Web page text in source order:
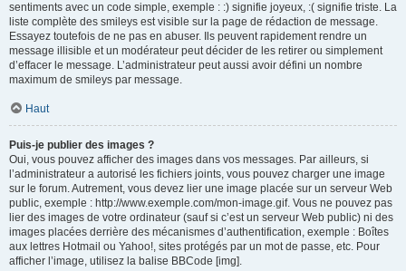
sentiments avec un code simple, exemple : :) signifie joyeux, :( signifie triste. La
liste complète des smileys est visible sur la page de rédaction de message.
Essayez toutefois de ne pas en abuser. Ils peuvent rapidement rendre un
message illisible et un modérateur peut décider de les retirer ou simplement
d’effacer le message. L’administrateur peut aussi avoir défini un nombre
maximum de smileys par message.
Haut
Puis-je publier des images ?
Oui, vous pouvez afficher des images dans vos messages. Par ailleurs, si
l’administrateur a autorisé les fichiers joints, vous pouvez charger une image
sur le forum. Autrement, vous devez lier une image placée sur un serveur Web
public, exemple : http://www.exemple.com/mon-image.gif. Vous ne pouvez pas
lier des images de votre ordinateur (sauf si c’est un serveur Web public) ni des
images placées derrière des mécanismes d’authentification, exemple : Boîtes
aux lettres Hotmail ou Yahoo!, sites protégés par un mot de passe, etc. Pour
afficher l’image, utilisez la balise BBCode [img].